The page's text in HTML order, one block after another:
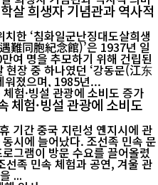
살 희생자 기념관과 역사적
한 ‘침화일군난징대도살희생
難同胞紀念館)’은 1937년 일
여 명을 추모하기 위해 건립된
현장 중 하나였던 ‘강동문(江东
워졌으며, 1985년...
체험·빙설 관광에 소비도
기간 중국 지린성 옌지시에 관
시에 늘어났다. 조선족 민속 문
그램이 방문 수요를 끌어올렸
...